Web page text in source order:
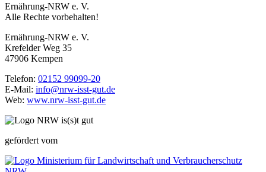
Ernährung-NRW e. V.
Alle Rechte vorbehalten!
Ernährung-NRW e. V.
Krefelder Weg 35
47906 Kempen
Telefon: 02152 99099-20
E-Mail: info@nrw-isst-gut.de
Web: www.nrw-isst-gut.de
gefördert vom